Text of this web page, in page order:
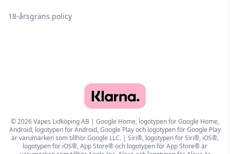
18-årsgräns policy
© 2026 Vapes Lidköping AB | Google Home, logotypen för Google Home,
Android, logotypen för Android, Google Play och logotypen för Google Play
är varumärken som tillhör Google LLC. | Siri®, logotypen för Siri®, iOS®,
logotypen för iOS®, App Store® och logotypen för App Store® är